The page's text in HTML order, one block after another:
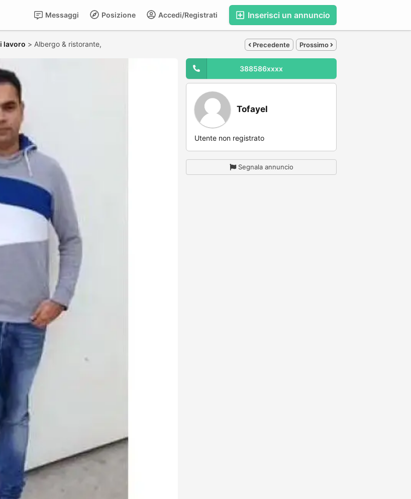
Inserisci un annuncio
Accedi/Registrati
Posizione
Messaggi
lavoro > Albergo & ristorante, Precedente Prossimo
388586xxxx
Tofayel
Utente non registrato
Segnala annuncio